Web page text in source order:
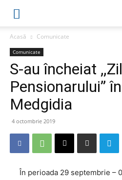
Acasă Comunicate
Comunicate
S-au încheiat
Pensionarului”
Medgidia
4 octombrie 2019
În perioada 29 septembrie –